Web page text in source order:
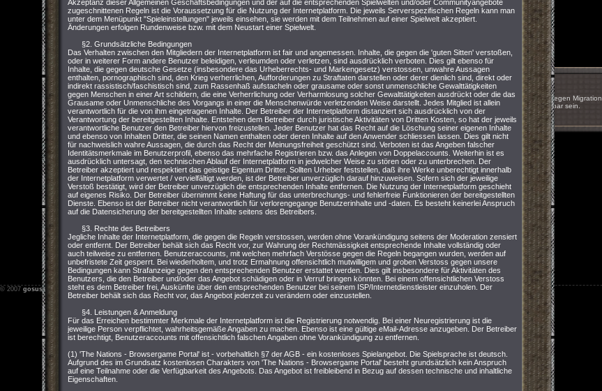
17.05.2011 um 16:51
Das Spiel wird innerhalb der nächsten Wochen wegen Migration
auf einen anderen Server kurzzeitig nicht erreichbar sein.
nächste
Akzeptanz dieser Allgemeinen Geschäftsbedingungen und der auf die entsprechenden Spielwelten und/oder Communityangebote
zugeschnittenen Regeln ist die Voraussetzung für die Nutzung der Internetplatform. Die jeweils Serverspezifischen Regeln kann man
unter dem Menüpunkt "Spieleinstellungen" jeweils einsehen, sie werden mit dem Teilnehmen auf einer Spielwelt akzeptiert.
Änderungen erfolgen Rundenweise bzw. mit dem Neustart einer Spielwelt.
§2. Grundsätzliche Bedingungen
Das Verhalten zwischen den Mitgliedern der Internetplatform ist fair und angemessen. Inhalte, die gegen die 'guten Sitten' verstoßen,
oder in weiterer Form andere Benutzer beleidigen, verleumden oder verletzen, sind ausdrücklich verboten. Dies gilt ebenso für
Inhalte, die gegen deutsche Gesetze (insbesondere das Urheberrechts- und Markengesetz) verstossen, unwahre Aussagen
enthalten, pornographisch sind, den Krieg verherrlichen, Aufforderungen zu Straftaten darstellen oder derer dienlich sind, direkt oder
indirekt rassistisch/faschistisch sind, zum Rassenhaß aufstacheln oder grausame oder sonst unmenschliche Gewalttätigkeiten
gegen Menschen in einer Art schildern, die eine Verherrlichung oder Verharmlosung solcher Gewalttätigkeiten ausdrückt oder die das
Grausame oder Unmenschliche des Vorgangs in einer die Menschenwürde verletzenden Weise darstellt. Jedes Mitglied ist allein
verantwortlich für die von ihm eingetragenen Inhalte. Der Betreiber der Internetplatform distanziert sich ausdrücklich von der
Verantwortung der bereitgestellten Inhalte. Entstehen dem Betreiber durch juristische Aktivitäten von Dritten Kosten, so hat der jeweils
verantwortliche Benutzer den Betreiber hiervon freizustellen. Jeder Benutzer hat das Recht auf die Löschung seiner eigenen Inhalte
und ebenso von Inhalten Dritter, die seinen Namen enthalten oder deren Inhalte auf den Anwender schliessen lassen. Dies gilt nicht
für nachweislich wahre Aussagen, die durch das Recht der Meinungsfreiheit geschützt sind. Verboten ist das Angeben falscher
Identitätsmerkmale im Benutzerprofil, ebenso das mehrfache Registrieren bzw. das Anlegen von Doppelaccounts. Weiterhin ist es
ausdrücklich untersagt, den technischen Ablauf der Internetplatform in jedwelcher Weise zu stören oder zu unterbrechen. Der
Betreiber akzeptiert und respektiert das geistige Eigentum Dritter. Sollten Urheber feststellen, daß ihre Werke unberechtigt innerhalb
der Internetplatform verwertet / vervielfältigt werden, ist der Betreiber unverzüglich darauf hinzuweisen. Sofern sich der jeweilige
Verstoß bestätigt, wird der Betreiber unverzüglich die entsprechenden Inhalte entfernen. Die Nutzung der Internetplatform geschieht
auf eigenes Risiko. Der Betreiber übernimmt keine Haftung für das unterbrechungs- und fehlerfreie Funktionieren der bereitgestellten
Dienste. Ebenso ist der Betreiber nicht verantwortlich für verlorengegange Benutzerinhalte und -daten. Es besteht keinerlei Anspruch
auf die Datensicherung der bereitgestellten Inhalte seitens des Betreibers.
§3. Rechte des Betreibers
Jegliche Inhalte der Internetplatform, die gegen die Regeln verstossen, werden ohne Vorankündigung seitens der Moderation zensiert
oder entfernt. Der Betreiber behält sich das Recht vor, zur Wahrung der Rechtmässigkeit entsprechende Inhalte vollständig oder
auch teilweise zu entfernen. Benutzeraccounts, mit welchen mehrfach Verstösse gegen die Regeln begangen wurden, werden auf
unbefristete Zeit gesperrt. Bei wiederholtem, und trotz Ermahnung offensichtlich mutwilligem und groben Verstoss gegen unsere
Bedingungen kann Strafanzeige gegen den entsprechenden Benutzer erstattet werden. Dies gilt insbesondere für Aktivitäten des
Benutzers, die den Betreiber und/oder das Angebot schädigen oder in Verruf bringen könnten. Bei einem offensichtlichen Verstoss
steht es dem Betreiber frei, Auskünfte über den entsprechenden Benutzer bei seinem ISP/Internetdienstleister einzuholen. Der
Betreiber behält sich das Recht vor, das Angebot jederzeit zu verändern oder einzustellen.
§4. Leistungen & Anmeldung
Für das Erreichen bestimmter Merkmale der Internetplatform ist die Registrierung notwendig. Bei einer Neuregistrierung ist die
jeweilige Person verpflichtet, wahrheitsgemäße Angaben zu machen. Ebenso ist eine gültige eMail-Adresse anzugeben. Der Betreiber
ist berechtigt, Benutzeraccounts mit offensichtlich falschen Angaben ohne Vorankündigung zu entfernen.
(1) 'The Nations - Browsergame Portal' ist - vorbehaltlich §7 der AGB - ein kostenloses Spielangebot. Die Spielsprache ist deutsch.
Aufgrund des im Grundsatz kostenlosen Charakters von 'The Nations - Browsergame Portal' besteht grundsätzlich kein Anspruch
auf eine Teilnahme oder die Verfügbarkeit des Angebots. Das Angebot ist freibleibend in Bezug auf dessen technische und inhaltliche
Eigenschaften.
© 2007 gosus.net Impressum -Nutzungsbedingungen-Datenschutz